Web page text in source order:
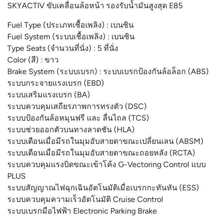
SKYACTIV ขับเคลื่อนล้อหน้า รองรับน้ำมันสูงสุด E85
Fuel Type (ประเภทเชื้อเพลิง) : เบนซิน
Fuel System (ระบบเชื้อเพลิง) : เบนซิน
Type Seats (จำนวนที่นั่ง) : 5 ที่นั่ง
Color (สี) : ขาว
Brake System (ระบบเบรก) : ระบบเบรกป้องกันล้อล็อก (ABS)
ระบบกระจายแรงเบรก (EBD)
ระบบเสริมแรงเบรก (BA)
ระบบควบคุมเสถียรภาพการทรงตัว (DSC)
ระบบป้องกันล้อหมุนฟรี และ ลื่นไถล (TCS)
ระบบช่วยออกตัวบนทางลาดชัน (HLA)
ระบบเตือนเมื่อมีรถในมุมอับสายตาขณะเปลี่ยนเลน (ABSM)
ระบบเตือนเมื่อมีรถในมุมอับสายตาขณะถอยหลัง (RCTA)
ระบบควบคุมแรงบิดขณะเข้าโค้ง G-Vectoring Control แบบ
PLUS
ระบบสัญญาณไฟฉุกเฉินอัตโนมัติเมื่อเบรกกะทันหัน (ESS)
ระบบควบคุมความเร็วอัตโนมัติ Cruise Control
ระบบเบรกมือไฟฟ้า Electronic Parking Brake